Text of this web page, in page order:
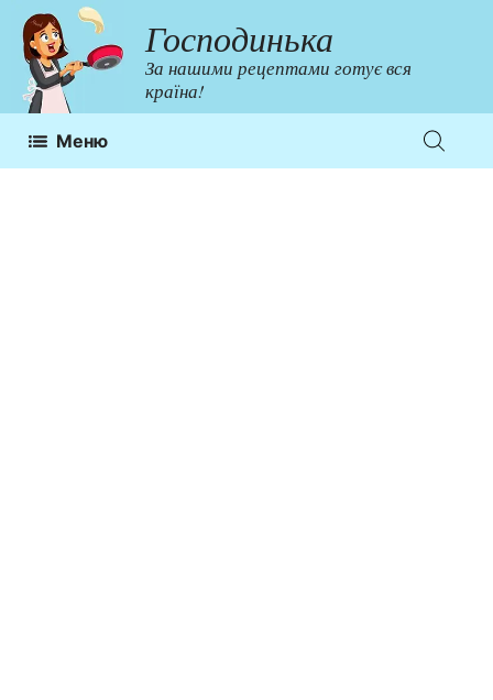
Перейти
до
контенту
Господинька
За нашими рецептами готує вся
країна!
Меню